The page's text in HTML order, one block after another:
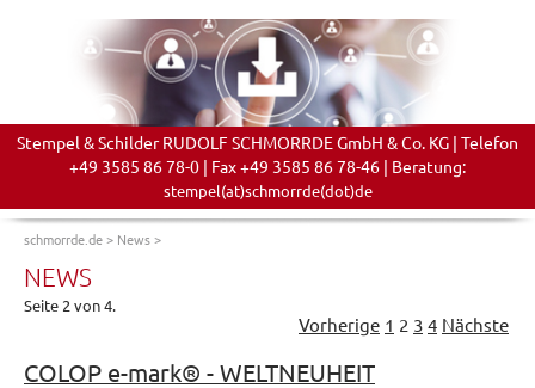
Stempel & Schilder RUDOLF SCHMORRDE GmbH & Co. KG | Telefon
+49 3585 86 78-0 | Fax +49 3585 86 78-46 | Beratung:
stempel(at)schmorrde(dot)de
schmorrde.de> News>
NEWS
Seite 2 von 4.
Vorherige 1 2 3 4 Nächste
COLOP e-mark® - WELTNEUHEIT